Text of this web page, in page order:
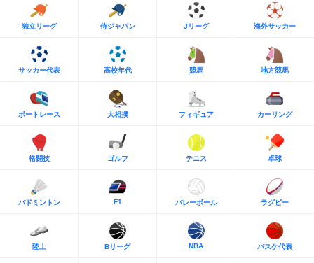
独立リーグ 侍ジャパン Jリーグ 海外サッカー
サッカー代表 高校年代 競馬 地方競馬
ボートレース 大相撲 フィギュア カーリング
格闘技 ゴルフ テニス 卓球
バドミントン F1 バレーボール ラグビー
陸上 Bリーグ NBA バスケ代表